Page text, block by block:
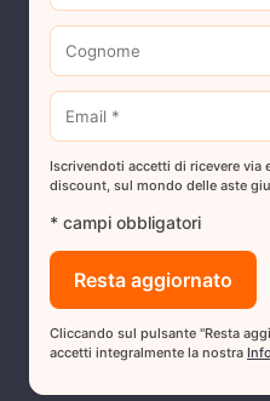
Iscrivendoti accetti di ricevere via
discount, sul mondo delle aste
* campi obbligatori
Cliccando sul pulsante "Resta
accetti integralmente la nostra